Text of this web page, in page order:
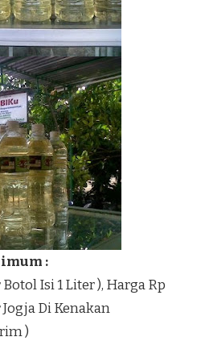
:
Isi 1 Liter ), Harga Rp
Di Kenakan
)